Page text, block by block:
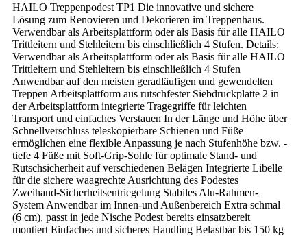
HAILO Treppenpodest TP1 Die innovative und sichere
Lösung zum Renovieren und Dekorieren im Treppenhaus.
Verwendbar als Arbeitsplattform oder als Basis für alle HAILO
Trittleitern und Stehleitern bis einschließlich 4 Stufen. Details:
Verwendbar als Arbeitsplattform oder als Basis für alle HAILO
Trittleitern und Stehleitern bis einschließlich 4 Stufen
Anwendbar auf den meisten geradläufigen und gewendelten
Treppen Arbeitsplattform aus rutschfester Siebdruckplatte 2 in
der Arbeitsplattform integrierte Tragegriffe für leichten
Transport und einfaches Verstauen In der Länge und Höhe über
Schnellverschluss teleskopierbare Schienen und Füße
ermöglichen eine flexible Anpassung je nach Stufenhöhe bzw. -
tiefe 4 Füße mit Soft-Grip-Sohle für optimale Stand- und
Rutschsicherheit auf verschiedenen Belägen Integrierte Libelle
für die sichere waagrechte Ausrichtung des Podestes
Zweihand-Sicherheitsentriegelung Stabiles Alu-Rahmen-
System Anwendbar im Innen-und Außenbereich Extra schmal
(6 cm), passt in jede Nische Podest bereits einsatzbereit
montiert Einfaches und sicheres Handling Belastbar bis 150 kg